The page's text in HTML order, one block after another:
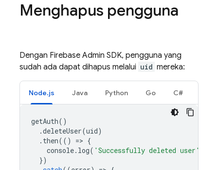
Menghapus pengguna
Dengan Firebase Admin SDK, pengguna yang
sudah ada dapat dihapus melalui uid mereka:
Node.js Java Python Go C#
getAuth()
.deleteUser(uid)
. then(() => {
console. log( 'Successfully deleted user'
})